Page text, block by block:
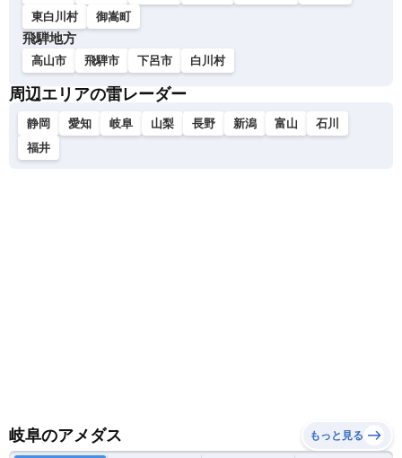
東白川村
御嵩町
飛騨地方
高山市 飛騨市 下呂市 白川村
周辺エリアの雷レーダー
静岡 愛知 岐阜 山梨 長野 新潟 富山
石川
福井
岐阜のアメダス もっと見る